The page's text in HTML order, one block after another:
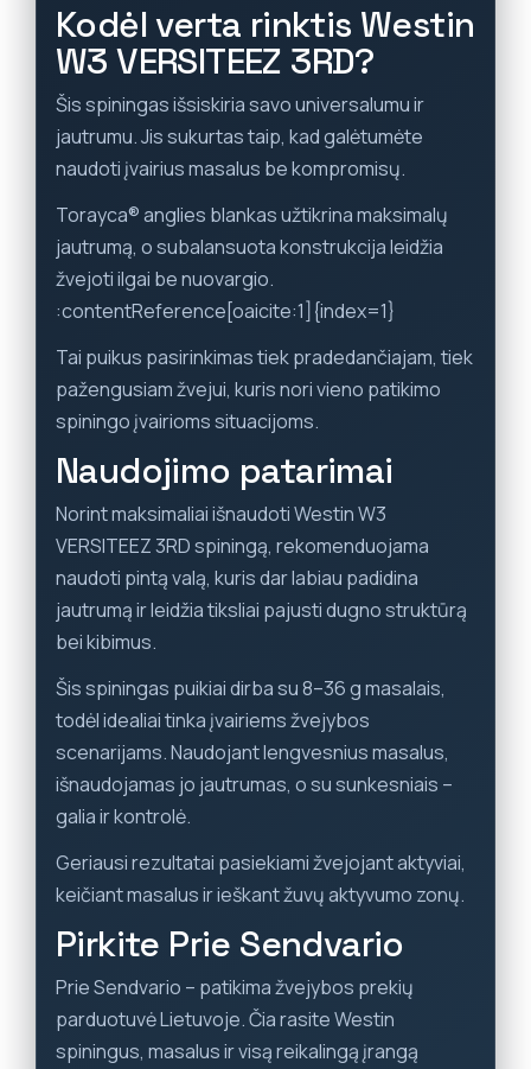
Kodėl verta rinktis Westin
W3 VERSITEEZ 3RD?
Šis spiningas išsiskiria savo universalumu ir
jautrumu. Jis sukurtas taip, kad galėtumėte
naudoti įvairius masalus be kompromisų.
Torayca® anglies blankas užtikrina maksimalų
jautrumą, o subalansuota konstrukcija leidžia
žvejoti ilgai be nuovargio.
:contentReference[oaicite:1]{index=1}
Tai puikus pasirinkimas tiek pradedančiajam, tiek
pažengusiam žvejui, kuris nori vieno patikimo
spiningo įvairioms situacijoms.
Naudojimo patarimai
Norint maksimaliai išnaudoti Westin W3
VERSITEEZ 3RD spiningą, rekomenduojama
naudoti pintą valą, kuris dar labiau padidina
jautrumą ir leidžia tiksliai pajusti dugno struktūrą
bei kibimus.
Šis spiningas puikiai dirba su 8–36 g masalais,
todėl idealiai tinka įvairiems žvejybos
scenarijams. Naudojant lengvesnius masalus,
išnaudojamas jo jautrumas, o su sunkesniais –
galia ir kontrolė.
Geriausi rezultatai pasiekiami žvejojant aktyviai,
keičiant masalus ir ieškant žuvų aktyvumo zonų.
Pirkite Prie Sendvario
Prie Sendvario – patikima žvejybos prekių
parduotuvė Lietuvoje. Čia rasite Westin
spiningus, masalus ir visą reikalingą įrangą